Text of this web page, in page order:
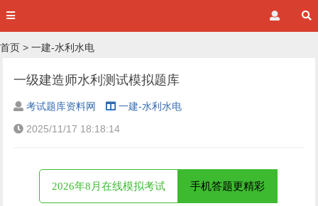
首页 > 一建-水利水电
一级建造师水利测试模拟题库
考试题库资料网
一建-水利水电
2025/11/17 18:18:14
2026年8月在线模拟考试 手机答题更精彩